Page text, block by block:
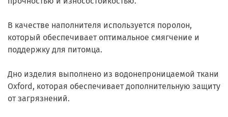
В качестве наполнителя используется поролон,
который обеспечивает оптимальное смягчение и
поддержку для питомца.
Дно изделия выполнено из водонепроницаемой ткани
Oxford, которая обеспечивает дополнительную защиту
от загрязнений.